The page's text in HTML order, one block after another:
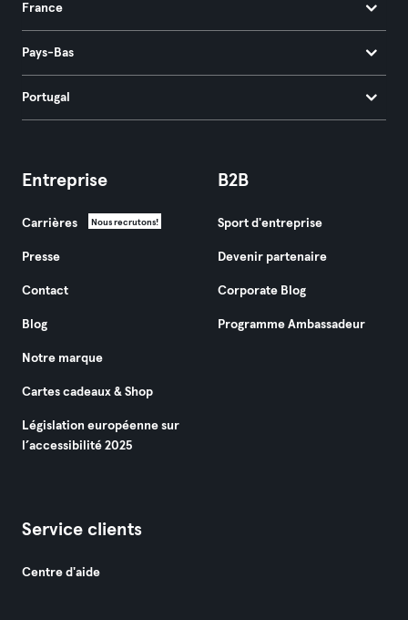
France
Pays-Bas
Portugal
Entreprise
Carrières Nous recrutons!
Presse
Contact
Blog
Notre marque
Cartes cadeaux & Shop
Législation européenne sur
l’accessibilité 2025
B2B
Sport d'entreprise
Devenir partenaire
Corporate Blog
Programme Ambassadeur
Service clients
Centre d'aide